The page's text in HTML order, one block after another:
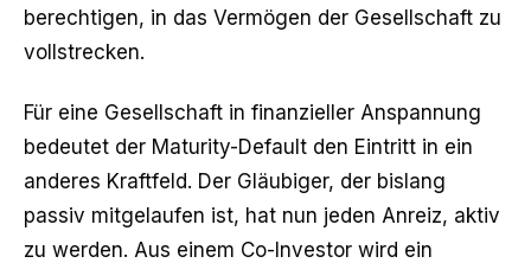
berechtigen, in das Vermögen der Gesellschaft zu
vollstrecken.
Für eine Gesellschaft in finanzieller Anspannung
bedeutet der Maturity-Default den Eintritt in ein
anderes Kraftfeld. Der Gläubiger, der bislang
passiv mitgelaufen ist, hat nun jeden Anreiz, aktiv
zu werden. Aus einem Co-Investor wird ein